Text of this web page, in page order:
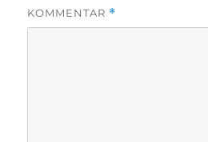
KOMMENTAR *